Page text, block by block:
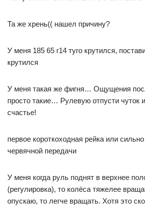
Та же хрень(( нашел причину?
У меня 185 65 г14 туго крутился,
крутился
У меня такая же фигня… Ощущения
просто такие… Рулевую отпусти чуток
счастье!
первое короткоходная рейка или
червячной передачи
У меня когда руль поднят в верхнее
(регулировка), то колёса тяжелее
опускаю, то легче вращать. Хотя это